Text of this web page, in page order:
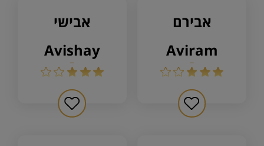
אבירם
aviram
אבישי
avishay